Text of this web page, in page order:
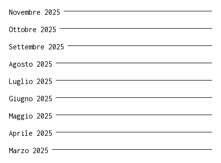
Novembre 2025
Ottobre 2025
Settembre 2025
Agosto 2025
Luglio 2025
Giugno 2025
Maggio 2025
Aprile 2025
Marzo 2025